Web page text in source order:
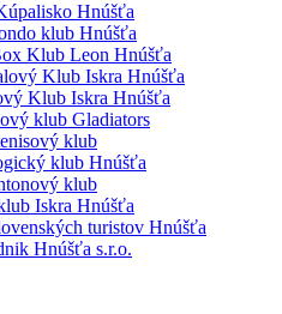
Hnúšťa
klub Hnúšťa
Klub Leon Hnúšťa
Klub Iskra Hnúšťa
Klub Iskra Hnúšťa
klub Gladiators
klub
klub Hnúšťa
klub
Iskra Hnúšťa
turistov Hnúšťa
Hnúšťa s.r.o.